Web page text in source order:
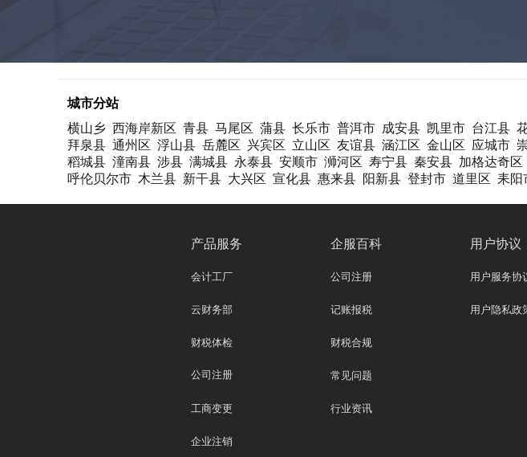
城市分站
横山乡 西海岸新区 青县 马尾区 蒲县 长乐市 普洱市 成安县 凯里市 台江县
拜泉县 通州区 浮山县 岳麓区 兴宾区 立山区 友谊县 涵江区 金山区 应城市
稻城县 潼南县 涉县 满城县 永泰县 安顺市 浉河区 寿宁县 秦安县 加格达奇区
呼伦贝尔市 木兰县 新干县 大兴区 宣化县 惠来县 阳新县 登封市 道里区 耒阳
产品服务
会计工厂
云财务部
财税体检
公司注册
工商变更
企业注销
企服百科
公司注册
记账报税
财税合规
常见问题
行业资讯
用户协议
用户服务协
用户隐私政